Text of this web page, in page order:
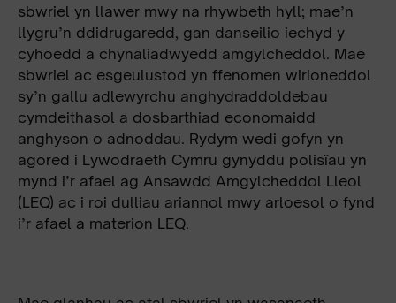
sbwriel yn llawer mwy na rhywbeth hyll; mae’n
llygru’n ddidrugaredd, gan danseilio iechyd y
cyhoedd a chynaliadwyedd amgylcheddol. Mae
sbwriel ac esgeulustod yn ffenomen wirioneddol
sy’n gallu adlewyrchu anghydraddoldebau
cymdeithasol a dosbarthiad economaidd
anghyson o adnoddau. Rydym wedi gofyn yn
agored i Lywodraeth Cymru gynyddu polisïau yn
mynd i’r afael ag Ansawdd Amgylcheddol Lleol
(LEQ) ac i roi dulliau ariannol mwy arloesol o fynd
i’r afael a materion LEQ.